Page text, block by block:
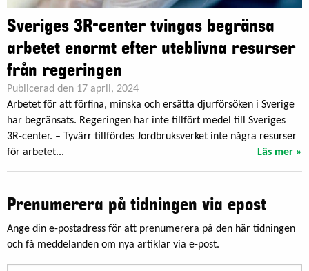
Sveriges 3R-center tvingas begränsa
arbetet enormt efter uteblivna resurser
från regeringen
Publicerad den 17 april, 2024
Arbetet för att förfina, minska och ersätta djurförsöken i Sverige
har begränsats. Regeringen har inte tillfört medel till Sveriges
3R-center. – Tyvärr tillfördes Jordbruksverket inte några resurser
för arbetet...
Läs mer »
Prenumerera på tidningen via epost
Ange din e-postadress för att prenumerera på den här tidningen
och få meddelanden om nya artiklar via e-post.